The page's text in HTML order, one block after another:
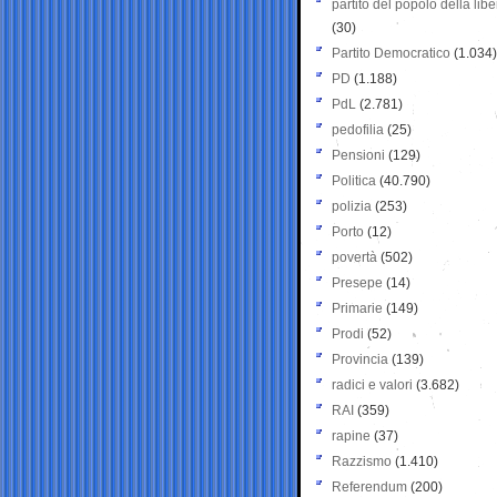
partito del popolo della
(30)
Partito Democratico (1.034)
PD (1.188)
PdL (2.781)
pedofilia (25)
Pensioni (129)
Politica (40.790)
polizia (253)
Porto (12)
povertà (502)
Presepe (14)
Primarie (149)
Prodi (52)
Provincia (139)
radici e valori (3.682)
RAI (359)
rapine (37)
Razzismo (1.410)
Referendum (200)